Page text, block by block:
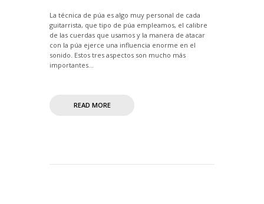
La técnica de púa es algo muy personal de cada
guitarrista, que tipo de púa empleamos, el calibre
de las cuerdas que usamos y la manera de atacar
con la púa ejerce una influencia enorme en el
sonido. Estos tres aspectos son mucho más
importantes...
READ MORE